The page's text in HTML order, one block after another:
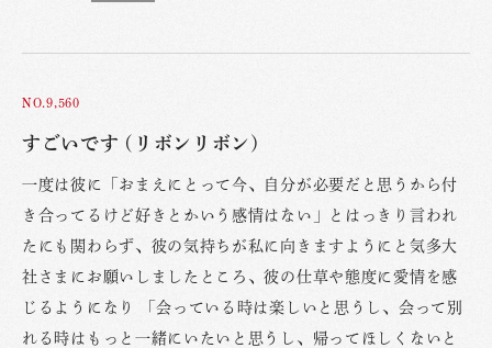
NO.9,560
すごいです (リボンリボン)
一度は彼に「おまえにとって今、自分が必要だと思うから付
き合ってるけど好きとかいう感情はない」とはっきり言われ
たにも関わらず、彼の気持ちが私に向きますようにと気多大
社さまにお願いしましたところ、彼の仕草や態度に愛情を感
じるようになり 「会っている時は楽しいと思うし、会って別
れる時はもっと一緒にいたいと思うし、帰ってほしくないと